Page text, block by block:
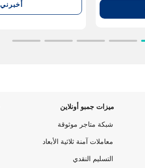
أخبرني
ميزات جمبو أونلاين
شبكة متاجر موثوقة
معاملات آمنة ثلاثية الأبعاد
التسليم النقدي